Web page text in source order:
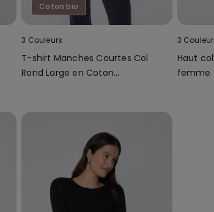
Coton bio
3 Couleurs
T-shirt Manches Courtes Col
Rond Large en Coton
3
Haut
femme